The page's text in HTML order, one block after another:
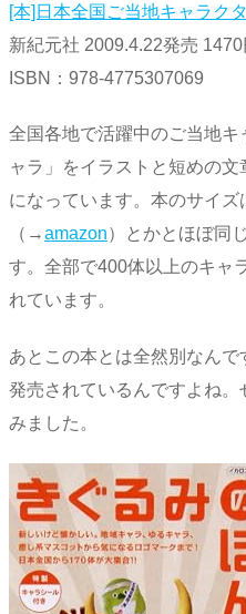
[本]日本全国ご当地キャラク
新紀元社 2009.4.22発売 1470
ISBN：978-4775307069
全国各地で活躍中のご当地
ャラ」をイラストと短めの
になっています。本のサイズ
（→amazon）とかとほぼ同
す。全部で400体以上のキャ
れています。
あとこの本とは全然別なん
発売されているんですよね
みました。